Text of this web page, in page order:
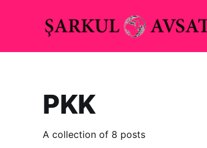
PKK
A collection of 8 posts